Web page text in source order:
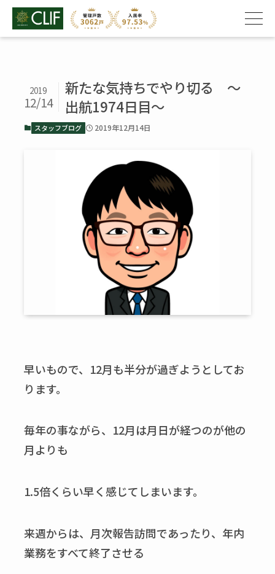
新たな気持ちでやり切る 〜
出航1974日目〜
2019
12/14
スタッフブログ 2019年12月14日
早いもので、12月も半分が過ぎようとしてお
ります。
毎年の事ながら、12月は月日が経つのが他の
月よりも
1.5倍くらい早く感じてしまいます。
来週からは、月次報告訪問であったり、年内
業務をすべて終了させる